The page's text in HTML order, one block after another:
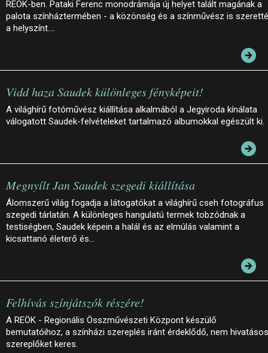
REÖK-ben. Pataki Ferenc monodrámája új helyet talált magának a
palota színháztermében - a közönség és a színművész is
a helyszínt.…
Vidd haza Saudek különleges fényképeit!
A világhírű fotóművész kiállítása alkalmából a Jegyiroda kínálata
válogatott Saudek-felvételeket tartalmazó albumokkal egészült ki.
Megnyílt Jan Saudek szegedi kiállítása
Álomszerű világ fogadja a látogatókat a világhírű cseh fotográfus
szegedi tárlatán. A különleges hangulatú termek tobzódnak a
testiségben, Saudek képein a halál és az elmúlás valamint a
kicsattanó életerő és…
Felhívás színjátszók részére!
A REÖK - Regionális Összművészeti Központ készülő
bemutatóihoz, a színházi szereplés iránt érdeklődő, nem hivatásos
szereplőket keres.